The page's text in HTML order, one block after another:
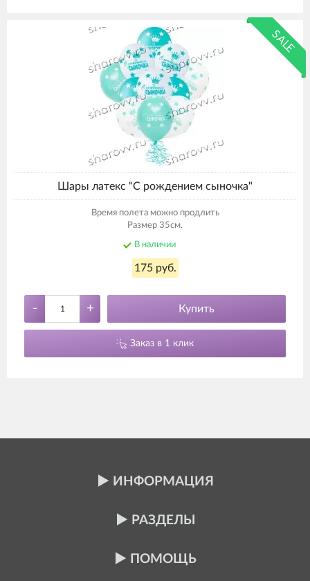
SALE
Шары латекс "С рождением сыночка"
Время полета можно продлить
Размер 35см.
В наличии
175 руб.
- + Купить
Заказ в 1 клик
ИНФОРМАЦИЯ
РАЗДЕЛЫ
ПОМОЩЬ